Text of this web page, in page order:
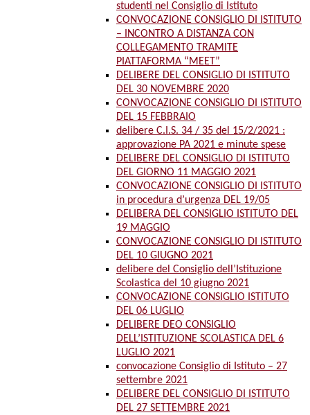
studenti nel Consiglio di Istituto
CONVOCAZIONE CONSIGLIO DI ISTITUTO
– INCONTRO A DISTANZA CON
COLLEGAMENTO TRAMITE
PIATTAFORMA “MEET”
DELIBERE DEL CONSIGLIO DI ISTITUTO
DEL 30 NOVEMBRE 2020
CONVOCAZIONE CONSIGLIO DI ISTITUTO
DEL 15 FEBBRAIO
delibere C.I.S. 34 / 35 del 15/2/2021 :
approvazione PA 2021 e minute spese
DELIBERE DEL CONSIGLIO DI ISTITUTO
DEL GIORNO 11 MAGGIO 2021
CONVOCAZIONE CONSIGLIO DI ISTITUTO
in procedura d’urgenza DEL 19/05
DELIBERA DEL CONSIGLIO ISTITUTO DEL
19 MAGGIO
CONVOCAZIONE CONSIGLIO DI ISTITUTO
DEL 10 GIUGNO 2021
delibere del Consiglio dell’Istituzione
Scolastica del 10 giugno 2021
CONVOCAZIONE CONSIGLIO ISTITUTO
DEL 06 LUGLIO
DELIBERE DEO CONSIGLIO
DELL’ISTITUZIONE SCOLASTICA DEL 6
LUGLIO 2021
convocazione Consiglio di Istituto – 27
settembre 2021
DELIBERE DEL CONSIGLIO DI ISTITUTO
DEL 27 SETTEMBRE 2021